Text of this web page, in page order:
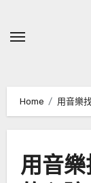
Home 用音樂
用音